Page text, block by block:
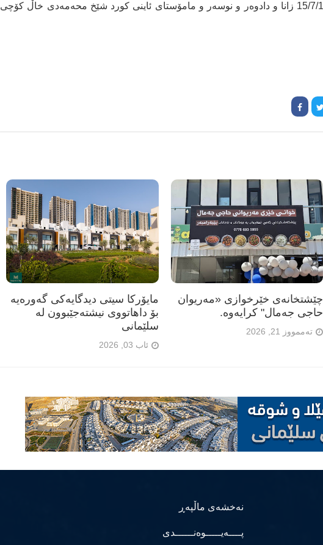
دواجار و لەتەمەنی 85 ساڵیدا و رۆژی 15/7/1989 زانا و دادوەر و نوسەر و مامۆستای ئاینی كورد شێخ محەمەدی خاڵ كۆچی
مایۆرکا سیتی دیدگایەکی گەورەیە
بۆ داهاتووی نیشتەجێبوون لە
سلێمانی
ئاب 03, 2026
چێشتخانەی خێرخوازی «مەریوان
حاجی جەمال" كرایه‌وه‌.
تەممووز 21, 2026
نەخشەی ماڵپەڕ
پــــەیـــــوەنــــــدی